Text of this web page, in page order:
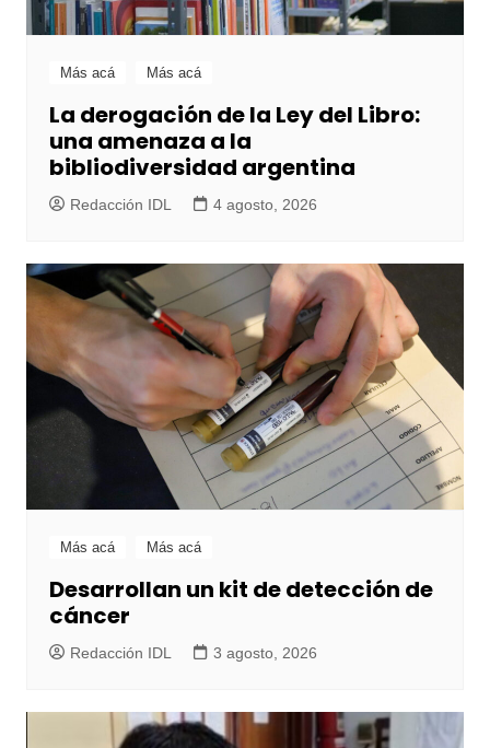
Más acá Más acá
La derogación de la Ley del Libro:
una amenaza a la
bibliodiversidad argentina
Redacción IDL 4 agosto, 2026
Más acá Más acá
Desarrollan un kit de detección de
cáncer
Redacción IDL 3 agosto, 2026